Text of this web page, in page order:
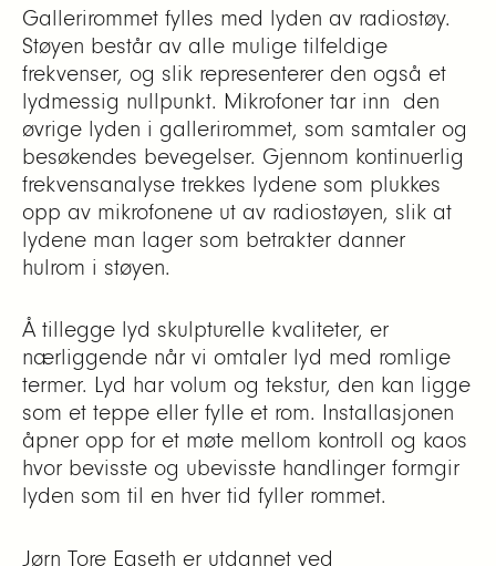
Gallerirommet fylles med lyden av radiostøy.
Støyen består av alle mulige tilfeldige
frekvenser, og slik representerer den også et
lydmessig nullpunkt. Mikrofoner tar inn den
øvrige lyden i gallerirommet, som samtaler og
besøkendes bevegelser. Gjennom kontinuerlig
frekvensanalyse trekkes lydene som plukkes
opp av mikrofonene ut av radiostøyen, slik at
lydene man lager som betrakter danner
hulrom i støyen.
Å tillegge lyd skulpturelle kvaliteter, er
nærliggende når vi omtaler lyd med romlige
termer. Lyd har volum og tekstur, den kan ligge
som et teppe eller fylle et rom. Installasjonen
åpner opp for et møte mellom kontroll og kaos
hvor bevisste og ubevisste handlinger formgir
lyden som til en hver tid fyller rommet.
Jørn Tore Egseth er utdannet ved